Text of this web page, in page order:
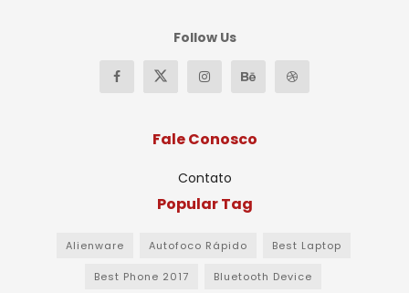
Follow Us
Fale Conosco
Contato
Popular Tag
Alienware Autofoco Rápido Best Laptop
Best Phone 2017 Bluetooth Device